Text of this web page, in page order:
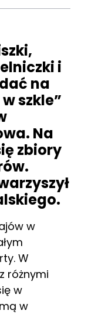
i
na
szkle”
Na
zbiory
w
W
różnymi
w
w